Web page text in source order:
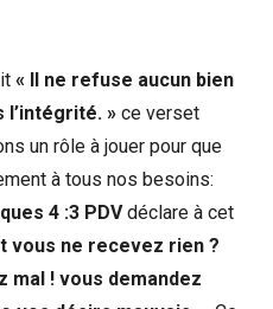
« Il ne refuse aucun bien
l’intégrité. » ce verset
un rôle à jouer pour que
à tous nos besoins:
4 :3 PDVdéclare à cet
vous ne recevez rien ?
mal ! vous demandez